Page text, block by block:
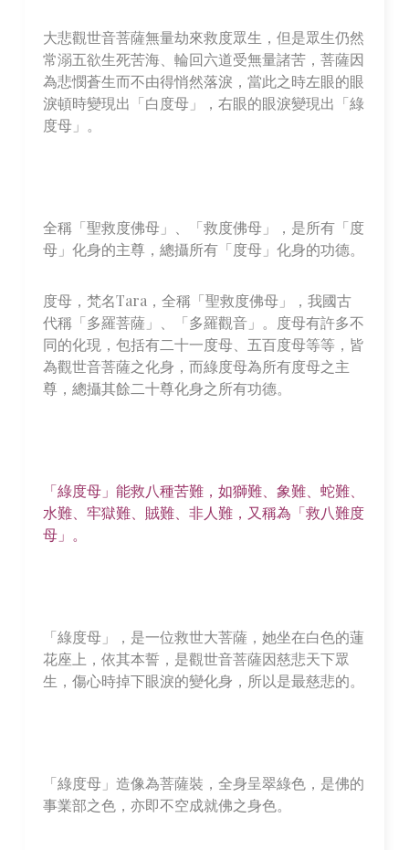
大悲觀世音菩薩無量劫來救度眾生，但是眾生仍然
常溺五欲生死苦海、輪回六道受無量諸苦，菩薩因
為悲憫蒼生而不由得悄然落淚，當此之時左眼的眼
淚頓時變現出「白度母」，右眼的眼淚變現出「綠
度母」。
全稱「聖救度佛母」、「救度佛母」，是所有「度
母」化身的主尊，總攝所有「度母」化身的功德。
度母，梵名Tara，全稱「聖救度佛母」，我國古
代稱「多羅菩薩」、「多羅觀音」。度母有許多不
同的化現，包括有二十一度母、五百度母等等，皆
為觀世音菩薩之化身，而綠度母為所有度母之主
尊，總攝其餘二十尊化身之所有功德。
「綠度母」能救八種苦難，如獅難、象難、蛇難、
水難、牢獄難、賊難、非人難，又稱為「救八難度
母」。
「綠度母」，是一位救世大菩薩，她坐在白色的蓮
花座上，依其本誓，是觀世音菩薩因慈悲天下眾
生，傷心時掉下眼淚的變化身，所以是最慈悲的。
「綠度母」造像為菩薩裝，全身呈翠綠色，是佛的
事業部之色，亦即不空成就佛之身色。